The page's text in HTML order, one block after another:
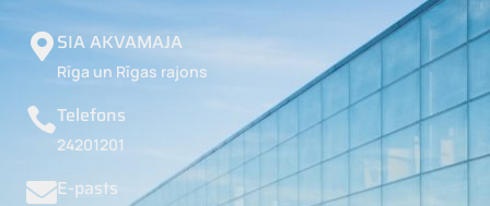
SIA AKVAMAJA
Rīga un Rīgas rajons
Telefons
24201201
E-pasts